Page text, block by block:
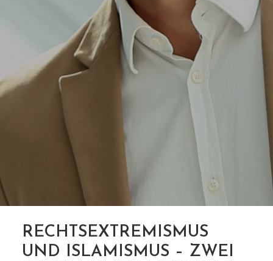
KARL POPPER
RECHTSEXTREMISMUS
UND ISLAMISMUS – ZWEI